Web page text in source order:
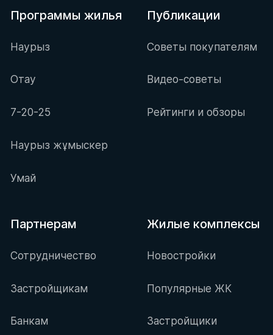
Программы жилья
Наурыз
Отау
7-20-25
Наурыз жұмыскер
Умай
Публикации
Советы покупателям
Видео-советы
Рейтинги и обзоры
Партнерам
Сотрудничество
Застройщикам
Банкам
Жилые комплексы
Новостройки
Популярные ЖК
Застройщики